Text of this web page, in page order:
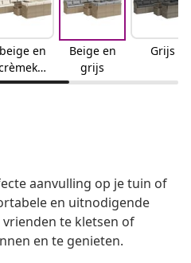
beige en
urig
Beige en
grijs
Grijs
aanvulling op je tuin of
en uitnodigende
te kletsen of
en te genieten.